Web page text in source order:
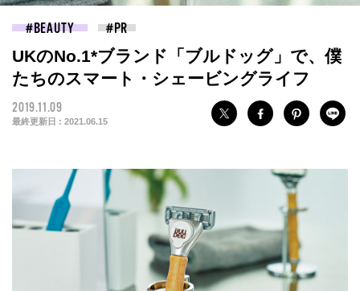
BEAUTY
UKのNo.1*ブランド「ブルドッグ」で、僕
たちのスマート・シェービングライフ
2019.11.09
最終更新日 : 2021.06.15